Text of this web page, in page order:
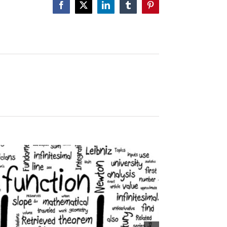
Facebook
X LinkedInTumblrPinterest